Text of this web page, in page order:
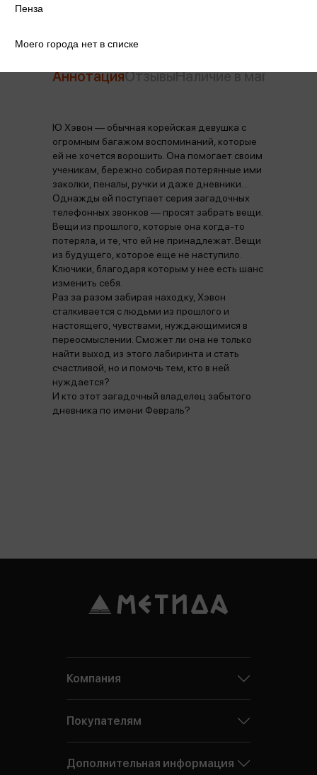
АннотацияОтзывыНаличие в магазинах
Ю Хэвон — обычная корейская девушка с
огромным багажом воспоминаний, которые
ей не хочется ворошить. Она помогает своим
ученикам, бережно собирая потерянные ими
заколки, пеналы, ручки и даже дневники…
Однажды ей поступает серия загадочных
телефонных звонков — просят забрать вещи.
Вещи из прошлого, которые она когда-то
потеряла, и те, что ей не принадлежат. Вещи
из будущего, которое еще не наступило.
Ключики, благодаря которым у нее есть шанс
изменить себя.
Раз за разом забирая находку, Хэвон
сталкивается с людьми из прошлого и
настоящего, чувствами, нуждающимися в
переосмыслении. Сможет ли она не только
найти выход из этого лабиринта и стать
счастливой, но и помочь тем, кто в ней
нуждается?
И кто этот загадочный владелец забытого
дневника по имени Февраль?
Пенза
Моего города нет в списке
Компания
Покупателям
Дополнительная информация